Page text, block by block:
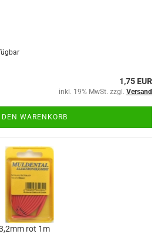
1,75 EUR
inkl. 19% MwSt. zzgl. Versand
DEN WARENKORB
rot 1m